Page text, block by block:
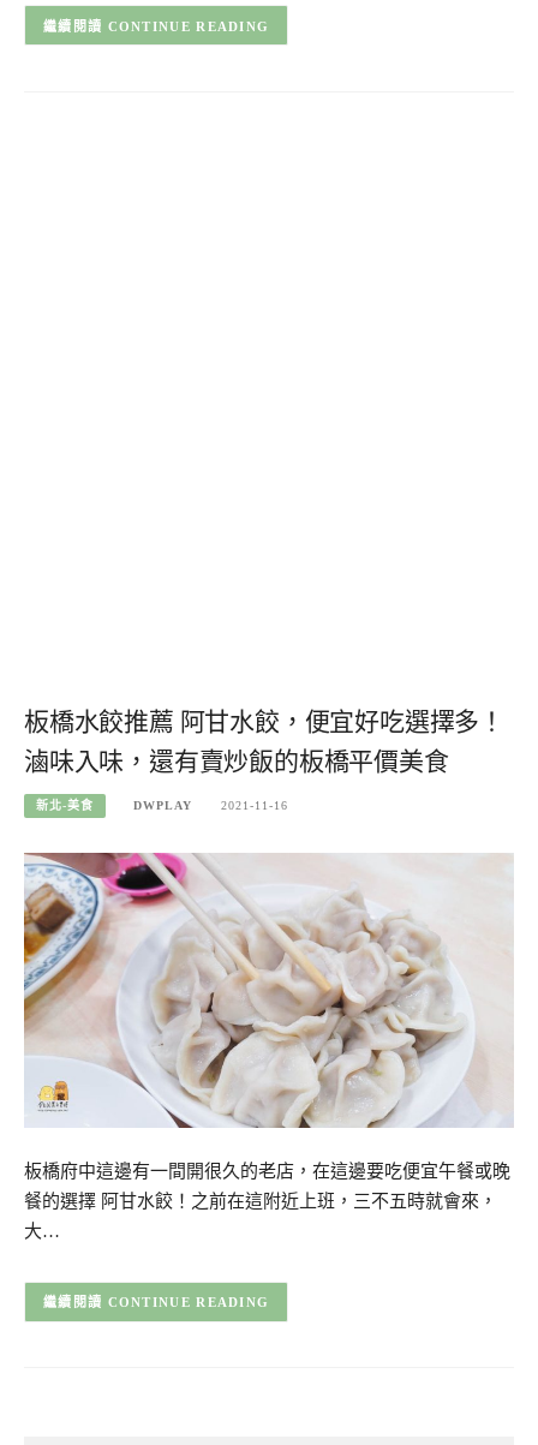
CONTINUE READING
板橋水餃推薦 阿甘水餃，便宜好吃選擇多！
滷味入味，還有賣炒飯的板橋平價美食
新北-美食 DWPLAY 2021-11-16
板橋府中這邊有一間開很久的老店，在這邊要吃便宜午餐或晚
餐的選擇 阿甘水餃！之前在這附近上班，三不五時就會來，
大…
CONTINUE READING